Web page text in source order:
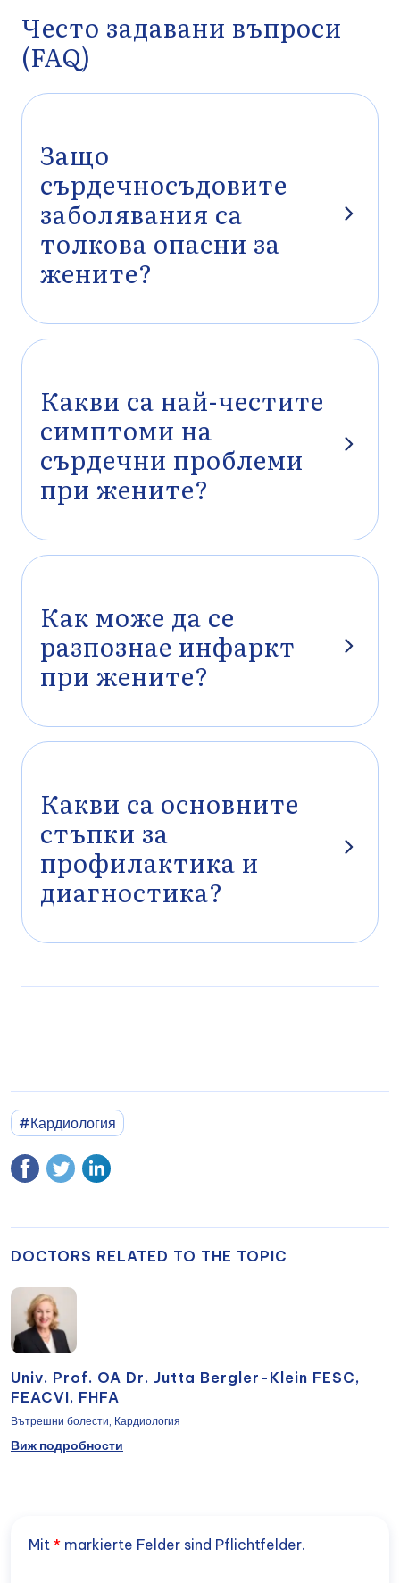
Често задавани въпроси
(FAQ)
Защо
сърдечносъдовите
заболявания са
толкова опасни за
жените?
при жените, като причиняват около 40–43% от всички случаи
в ЕС. Рискът нараства с възрастта и особено след
Какви са най-честите
симптоми на
сърдечни проблеми
при жените?
включват умора, задух, дискомфорт в гърдите, гадене, болка в
гърба или челюстта и замайване. Това често води до
Как може да се
разпознае инфаркт
при жените?
гърдите. По-често се усеща като натиск, тежест или
дискомфорт, комбинирани със задух, изпотяване или обща
Какви са основните
стъпки за
профилактика и
диагностика?
холестерола и теглото, редовна физическа активност и
налягане, а при нужда се преминава към по-специализирани
#Кардиология
DOCTORS RELATED TO THE TOPIC
Univ. Prof. OA Dr. Jutta Bergler-Klein FESC,
FEACVI, FHFA
Вътрешни болести, Кардиология
Виж подробности
Mit * markierte Felder sind Pflichtfelder.